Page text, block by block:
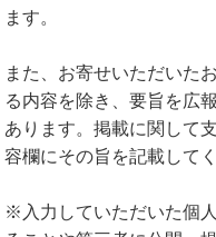
ます。
また、お寄せいただいた
る内容を除き、要旨を広
あります。掲載に関して
容欄にその旨を記載して
※入力していただいた個